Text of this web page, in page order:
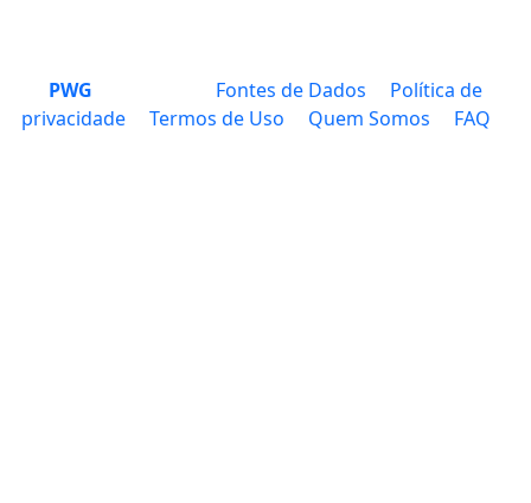
PWG Fontes de Dados
Política de
privacidade
Termos de Uso Quem Somos FAQ